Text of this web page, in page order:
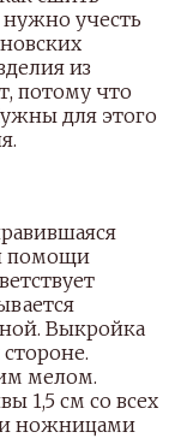
учесть
из
потому что
для этого
помощи
Выкройка
мелом.
1,5 см со всех
ножницами